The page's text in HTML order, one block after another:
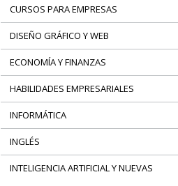
CURSOS PARA EMPRESAS
DISEÑO GRÁFICO Y WEB
ECONOMÍA Y FINANZAS
HABILIDADES EMPRESARIALES
INFORMÁTICA
INGLÉS
INTELIGENCIA ARTIFICIAL Y NUEVAS